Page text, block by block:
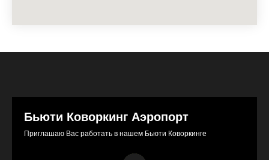
Бьюти Коворкинг Аэропорт
Приглашаю Вас работать в нашем Бьюти Коворкинге